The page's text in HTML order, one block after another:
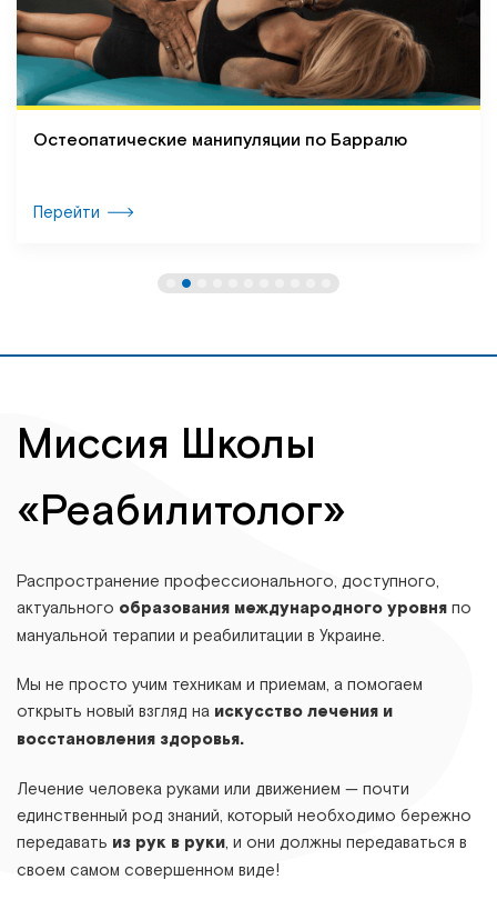
Остеопатические манипуляции по Барралю
Перейти
Миссия Школы
«Реабилитолог»
Распространение профессионального, доступного,
актуального образования международного уровня по
мануальной терапии и реабилитации в Украине.
Мы не просто учим техникам и приемам, а помогаем
открыть новый взгляд на искусство лечения и
восстановления здоровья.
Лечение человека руками или движением — почти
единственный род знаний, который необходимо бережно
передавать из рук в руки, и они должны передаваться в
своем самом совершенном виде!